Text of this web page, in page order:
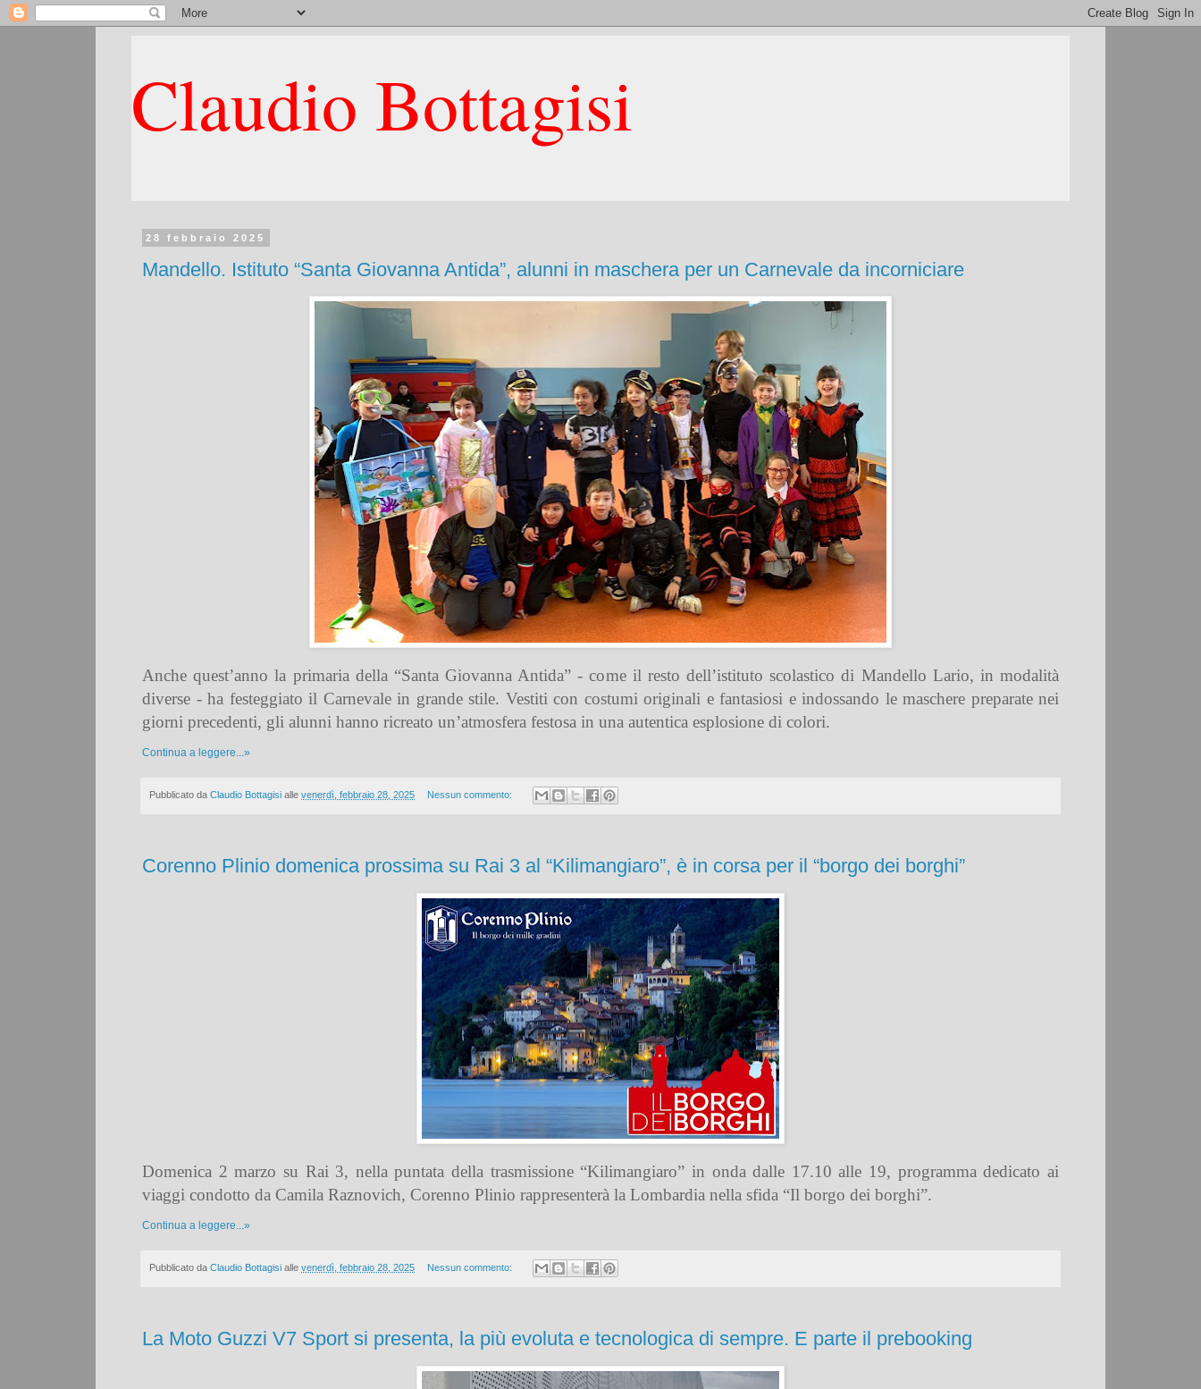
Claudio Bottagisi
28 febbraio 2025
Mandello. Istituto “Santa Giovanna Antida”, alunni in maschera per un Carnevale da incorniciare
Anche quest’anno la primaria della “Santa Giovanna Antida” - come il resto dell’istituto scolastico di Mandello Lario, in modalità
diverse - ha festeggiato il Carnevale in grande stile. Vestiti con costumi originali e fantasiosi e indossando le maschere preparate nei
giorni precedenti, gli alunni hanno ricreato un’atmosfera festosa in una autentica esplosione di colori.
Continua a leggere...»
Pubblicato da Claudio Bottagisi alle venerdì, febbraio 28, 2025 Nessun commento:
Corenno Plinio domenica prossima su Rai 3 al “Kilimangiaro”, è in corsa per il “borgo dei borghi”
Domenica 2 marzo su Rai 3, nella puntata della trasmissione “Kilimangiaro” in onda dalle 17.10 alle 19, programma dedicato ai
viaggi condotto da Camila Raznovich, Corenno Plinio rappresenterà la Lombardia nella sfida “Il borgo dei borghi”.
Continua a leggere...»
Pubblicato da Claudio Bottagisi alle venerdì, febbraio 28, 2025 Nessun commento:
La Moto Guzzi V7 Sport si presenta, la più evoluta e tecnologica di sempre. E parte il prebooking